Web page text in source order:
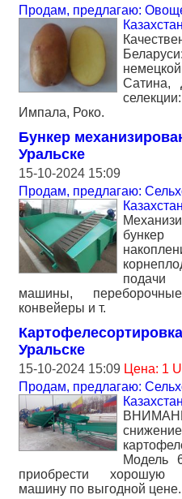
Продам, предлагаю:
Сатина,
Импала, Роко.
Бункер
Уральске
15-10-2024 15:09
Продам, предлагаю:
машины,
конвейеры и т.
Уральске
15-10-2024 15:09 Цена: 1
Продам, предлагаю:
Модель
приобрести хорошую
машину по выгодной цене.